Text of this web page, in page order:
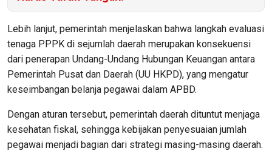
Lebih lanjut, pemerintah menjelaskan bahwa langkah evaluasi
tenaga PPPK di sejumlah daerah merupakan konsekuensi
dari penerapan Undang-Undang Hubungan Keuangan antara
Pemerintah Pusat dan Daerah (UU HKPD), yang mengatur
keseimbangan belanja pegawai dalam APBD.
Dengan aturan tersebut, pemerintah daerah dituntut menjaga
kesehatan fiskal, sehingga kebijakan penyesuaian jumlah
pegawai menjadi bagian dari strategi masing-masing daerah.